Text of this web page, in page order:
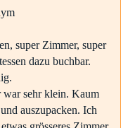
super Zimmer, super
dazu buchbar.
sehr klein. Kaum
auszupacken. Ich